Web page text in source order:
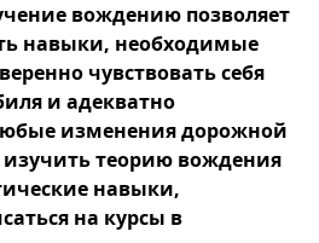
вождению позволяет
навыки, необходимые
чувствовать себя
и адекватно
изменения дорожной
теорию вождения
навыки,
на курсы в